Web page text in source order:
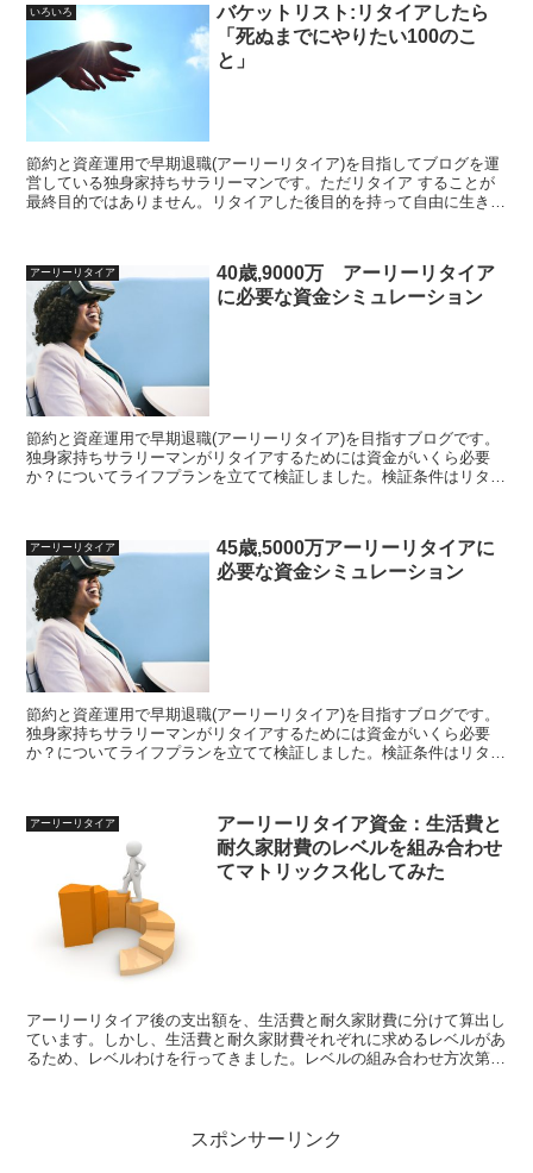
いろいろ
バケットリスト:リタイアしたら
「死ぬまでにやりたい100のこ
と」
節約と資産運用で早期退職(アーリーリタイア)を目指してブログを運
営している独身家持ちサラリーマンです。ただリタイア することが
最終目的ではありません。リタイアした後目的を持って自由に生きる
アーリーリタイア
40歳,9000万 アーリーリタイア
に必要な資金シミュレーション
節約と資産運用で早期退職(アーリーリタイア)を目指すブログです。
独身家持ちサラリーマンがリタイアするためには資金がいくら必要
か？についてライフプランを立てて検証しました。検証条件はリタイ
アーリーリタイア
45歳,5000万アーリーリタイアに
必要な資金シミュレーション
節約と資産運用で早期退職(アーリーリタイア)を目指すブログです。
独身家持ちサラリーマンがリタイアするためには資金がいくら必要
か？についてライフプランを立てて検証しました。検証条件はリタイ
アーリーリタイア
アーリーリタイア資金：生活費と
耐久家財費のレベルを組み合わせ
てマトリックス化してみた
アーリーリタイア後の支出額を、生活費と耐久家財費に分けて算出し
ています。しかし、生活費と耐久家財費それぞれに求めるレベルがあ
るため、レベルわけを行ってきました。レベルの組み合わせ方次第で
スポンサーリンク